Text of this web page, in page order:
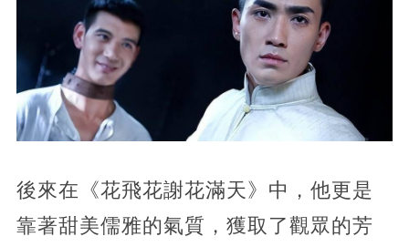
後來在《花飛花謝花滿天》中，他更是
靠著甜美儒雅的氣質，獲取了觀眾的芳